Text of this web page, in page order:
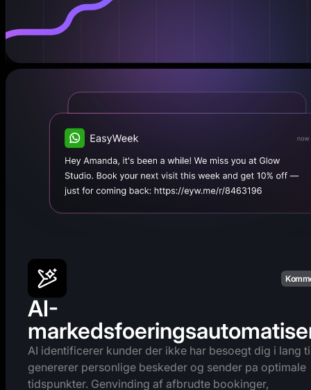
AI-
AI identificerer kunder der ikke har besoegt dig i lang
genererer personlige beskeder og sender pa optimale
tidspunkter. Genvinding af afbrudte bookinger,